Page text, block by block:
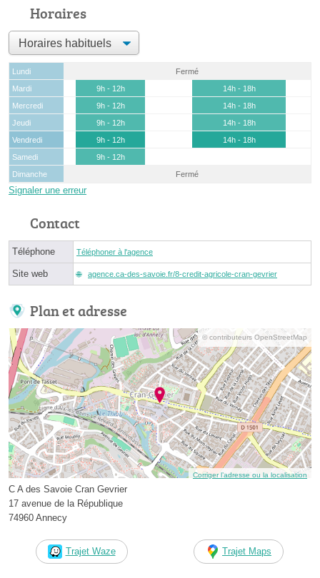
Horaires
Lundi
Fermé
Mardi
9h - 12h
14h - 18h
Mercredi
9h - 12h
14h - 18h
Jeudi
9h - 12h
14h - 18h
Vendredi
9h - 12h
14h - 18h
Samedi
9h - 12h
Dimanche
Fermé
Signaler une erreur
Contact
Téléphone Téléphoner à l'agence
Site web agence.ca-des-savoie.fr/8-credit-agricole-cran-gevrier
Plan et adresse
© contributeurs OpenStreetMap
Corriger l’adresse ou la localisation
C A des Savoie Cran Gevrier
17 avenue de la République
74960 Annecy
Trajet Waze Trajet Maps